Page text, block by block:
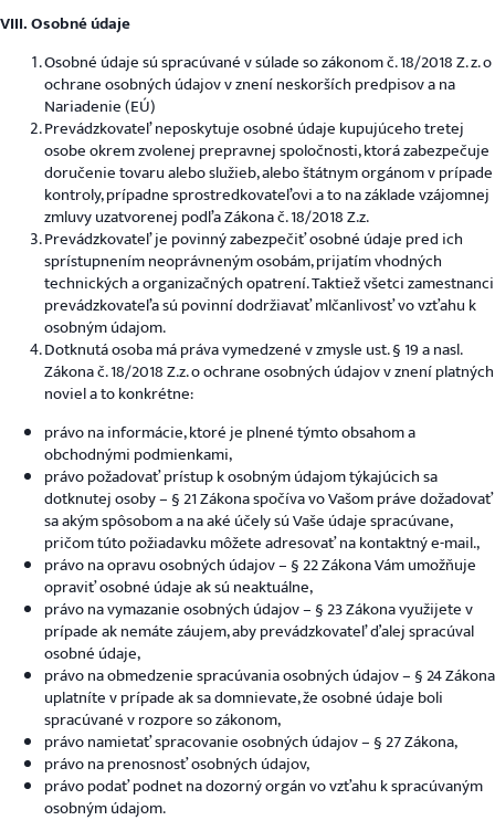
VIII. Osobné údaje
Osobné údaje sú spracúvané v súlade so zákonom č. 18/2018 Z. z. o
ochrane osobných údajov v znení neskorších predpisov a na
Nariadenie (EÚ)
Prevádzkovateľ neposkytuje osobné údaje kupujúceho tretej
osobe okrem zvolenej prepravnej spoločnosti, ktorá zabezpečuje
doručenie tovaru alebo služieb, alebo štátnym orgánom v prípade
kontroly, prípadne sprostredkovateľovi a to na základe vzájomnej
zmluvy uzatvorenej podľa Zákona č. 18/2018 Z.z.
Prevádzkovateľ je povinný zabezpečiť osobné údaje pred ich
sprístupnením neoprávneným osobám, prijatím vhodných
technických a organizačných opatrení. Taktiež všetci zamestnanci
prevádzkovateľa sú povinní dodržiavať mlčanlivosť vo vzťahu k
osobným údajom.
Dotknutá osoba má práva vymedzené v zmysle ust. § 19 a nasl.
Zákona č. 18/2018 Z.z. o ochrane osobných údajov v znení platných
noviel a to konkrétne:
právo na informácie, ktoré je plnené týmto obsahom a
obchodnými podmienkami,
právo požadovať prístup k osobným údajom týkajúcich sa
dotknutej osoby – § 21 Zákona spočíva vo Vašom práve dožadovať
sa akým spôsobom a na aké účely sú Vaše údaje spracúvane,
pričom túto požiadavku môžete adresovať na kontaktný e-mail.,
právo na opravu osobných údajov – § 22 Zákona Vám umožňuje
opraviť osobné údaje ak sú neaktuálne,
právo na vymazanie osobných údajov – § 23 Zákona využijete v
prípade ak nemáte záujem, aby prevádzkovateľ ďalej spracúval
osobné údaje,
právo na obmedzenie spracúvania osobných údajov – § 24 Zákona
uplatníte v prípade ak sa domnievate, že osobné údaje boli
spracúvané v rozpore so zákonom,
právo namietať spracovanie osobných údajov – § 27 Zákona,
právo na prenosnosť osobných údajov,
právo podať podnet na dozorný orgán vo vzťahu k spracúvaným
osobným údajom.